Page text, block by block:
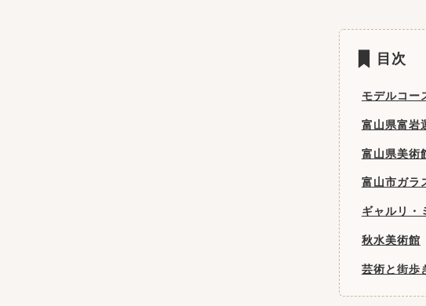
目次
モデルコー
富山県富岩
富山県美術
富山市ガラ
ギャルリ・
秋水美術館
芸術と街歩